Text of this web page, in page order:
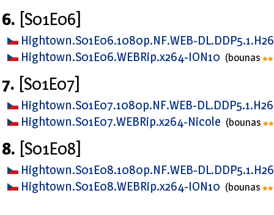
6. [S01E06]
Hightown.S01E06.1080p.NF.WEB-
Hightown.S01E06.WEBRip.x264-ION10 (bounas
7. [S01E07]
Hightown.S01E07.1080p.NF.WEB-
Hightown.S01E07.WEBRip.x264-Nicole (bounas
8. [S01E08]
Hightown.S01E08.1080p.NF.WEB-
Hightown.S01E08.WEBRip.x264-ION10 (bounas